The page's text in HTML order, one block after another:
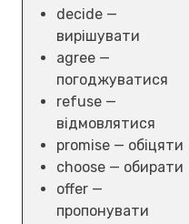
decide —
вирішувати
agree —
погоджуватися
refuse —
відмовлятися
promise — обіцяти
choose — обирати
offer —
пропонувати